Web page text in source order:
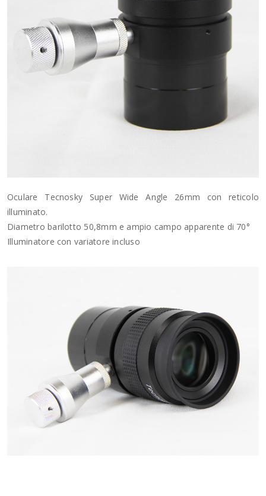
Oculare Tecnosky Super Wide Angle 26mm con reticolo
illuminato.
Diametro barilotto 50,8mm e ampio campo apparente di 70°
Illuminatore con variatore incluso